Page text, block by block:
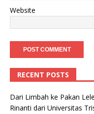
Website
RECENT POSTS
Dari Limbah ke Pakan
Rinanti dari Universitas